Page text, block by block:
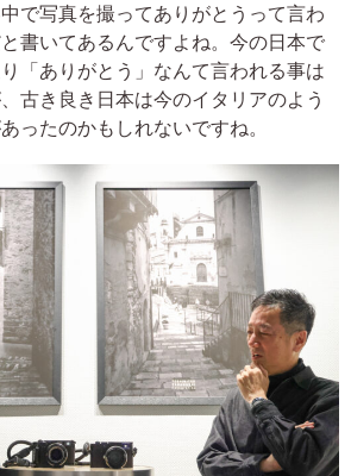
で写真を撮ってありがとうって言わ
書いてあるんですよね。今の日本で
「ありがとう」なんて言われる事は
古き良き日本は今のイタリアのよう
ったのかもしれないですね。